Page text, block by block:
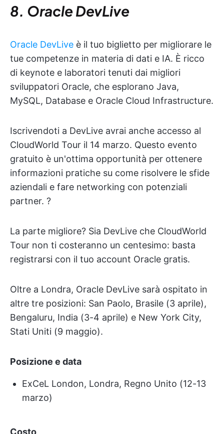
8. Oracle DevLive
Oracle DevLive è il tuo biglietto per migliorare le
tue competenze in materia di dati e IA. È ricco
di keynote e laboratori tenuti dai migliori
sviluppatori Oracle, che esplorano Java,
MySQL, Database e Oracle Cloud Infrastructure.
Iscrivendoti a DevLive avrai anche accesso al
CloudWorld Tour il 14 marzo. Questo evento
gratuito è un'ottima opportunità per ottenere
informazioni pratiche su come risolvere le sfide
aziendali e fare networking con potenziali
partner. ?
La parte migliore? Sia DevLive che CloudWorld
Tour non ti costeranno un centesimo: basta
registrarsi con il tuo account Oracle gratis.
Oltre a Londra, Oracle DevLive sarà ospitato in
altre tre posizioni: San Paolo, Brasile (3 aprile),
Bengaluru, India (3-4 aprile) e New York City,
Stati Uniti (9 maggio).
Posizione e data
ExCeL London, Londra, Regno Unito (12-13
marzo)
Costo